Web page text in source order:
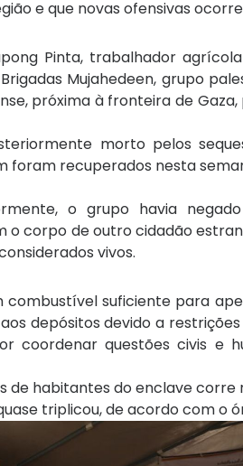
e que novas ofensivas
Pinta, trabalhador
Mujahedeen, grupo
próxima à fronteira de
morto pelos
foram recuperados nesta
o grupo havia
o corpo de outro cidadão
vivos.
combustível suficiente para
depósitos devido a
coordenar questões civis e
de habitantes do enclave corre
triplicou, de acordo com o